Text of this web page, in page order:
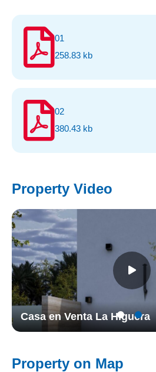
01
258.83 kb
02
380.43 kb
Property Video
Casa en Venta La Higuera
Property on Map